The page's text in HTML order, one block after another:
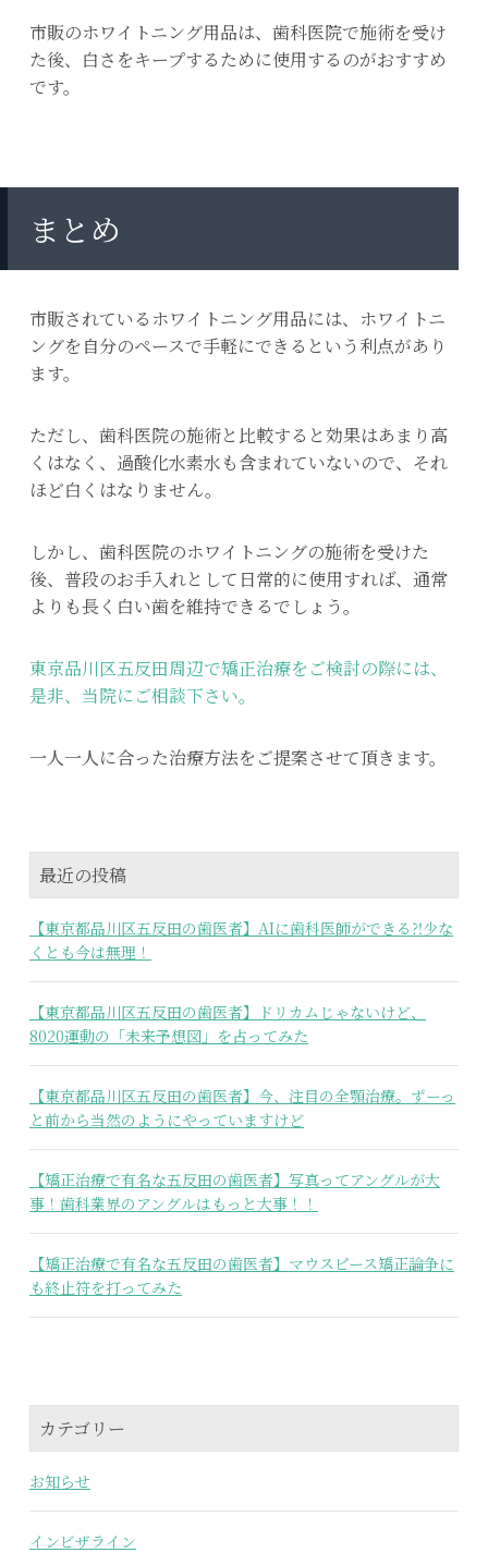
市販のホワイトニング用品は、歯科医院で施術を受け
た後、白さをキープするために使用するのがおすすめ
です。
まとめ
市販されているホワイトニング用品には、ホワイトニ
ングを自分のペースで手軽にできるという利点があり
ます。
ただし、歯科医院の施術と比較すると効果はあまり高
くはなく、過酸化水素水も含まれていないので、それ
ほど白くはなりません。
しかし、歯科医院のホワイトニングの施術を受けた
後、普段のお手入れとして日常的に使用すれば、通常
よりも長く白い歯を維持できるでしょう。
東京品川区五反田周辺で矯正治療をご検討の際には、
是非、当院にご相談下さい。
一人一人に合った治療方法をご提案させて頂きます。
最近の投稿
【東京都品川区五反田の歯医者】AIに歯科医師ができる⁈少な
くとも今は無理！
【東京都品川区五反田の歯医者】ドリカムじゃないけど、
8020運動の「未来予想図」を占ってみた
【東京都品川区五反田の歯医者】今、注目の全顎治療。ずーっ
と前から当然のようにやっていますけど
【矯正治療で有名な五反田の歯医者】写真ってアングルが大
事！歯科業界のアングルはもっと大事！！
【矯正治療で有名な五反田の歯医者】マウスピース矯正論争に
も終止符を打ってみた
カテゴリー
お知らせ
インビザライン